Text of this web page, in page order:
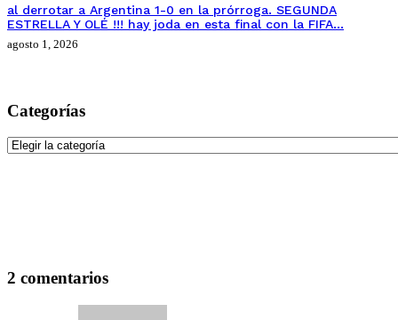
al derrotar a Argentina 1-0 en la prórroga. SEGUNDA
ESTRELLA Y OLÉ !!! hay joda en esta final con la FIFA…
agosto 1, 2026
Categorías
Categorías
2 comentarios